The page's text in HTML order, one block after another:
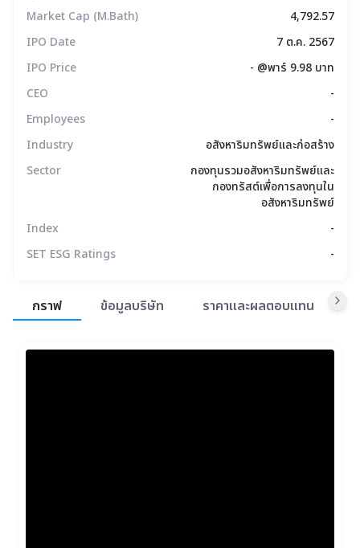
Market Cap (M.Bath)
4,792.57
IPO Date
7 ต.ค. 2567
IPO Price
- @พาร์ 9.98 บาท
CEO
-
Employees
-
Industry
อสังหาริมทรัพย์และก่อสร้าง
Sector
กองทุนรวมอสังหาริมทรัพย์และ
กองทรัสต์เพื่อการลงทุนใน
อสังหาริมทรัพย์
Index
-
SET ESG Ratings
-
กราฟ
ข้อมูลบริษัท ราคาและผลตอบแทน